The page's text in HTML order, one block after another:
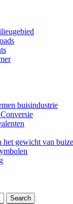
buisindustrie
het gewicht van